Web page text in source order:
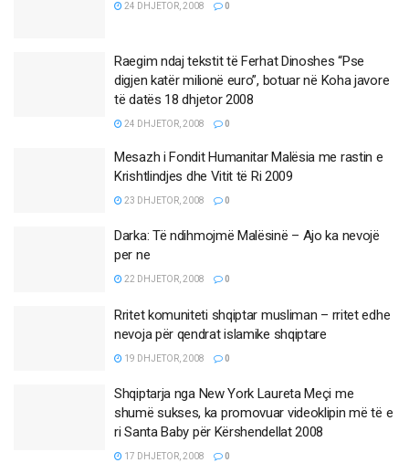
24 DHJETOR, 2008 0
Raegim ndaj tekstit të Ferhat Dinoshes “Pse
digjen katër milionë euro”, botuar në Koha javore
të datës 18 dhjetor 2008
24 DHJETOR, 2008 0
Mesazh i Fondit Humanitar Malësia me rastin e
Krishtlindjes dhe Vitit të Ri 2009
23 DHJETOR, 2008 0
Darka: Të ndihmojmë Malësinë – Ajo ka nevojë
per ne
22 DHJETOR, 2008 0
Rritet komuniteti shqiptar musliman – rritet edhe
nevoja për qendrat islamike shqiptare
19 DHJETOR, 2008 0
Shqiptarja nga New York Laureta Meçi me
shumë sukses, ka promovuar videoklipin më të e
ri Santa Baby për Kërshendellat 2008
17 DHJETOR, 2008 0